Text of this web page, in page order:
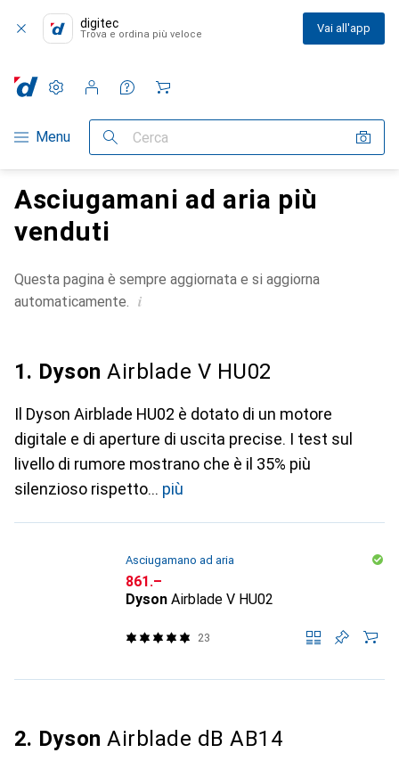
digitec
Trova e ordina più veloce Vai all'app
Categoria Navigazione
Menu Cerca
Impostazioni
Conto cliente
Liste di confronto
Liste dei desideri
Carrello
Asciugamani ad aria più
venduti
Questa pagina è sempre aggiornata e si aggiorna
automaticamente. i
1. Dyson Airblade V HU02
Il Dyson Airblade HU02 è dotato di un motore
digitale e di aperture di uscita precise. I test sul
livello di rumore mostrano che è il 35% più
silenzioso rispetto
più
Asciugamano ad aria
CHF
861.–
Dyson Airblade V HU02
23
2. Dyson Airblade dB AB14